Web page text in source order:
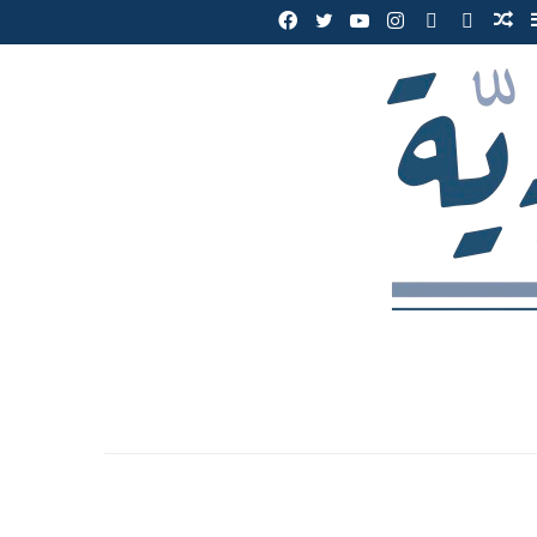
إضافة
جانبي
مقال whatsapp
SnapChat
انستقرام
يوتيوبتويترفيسبوك